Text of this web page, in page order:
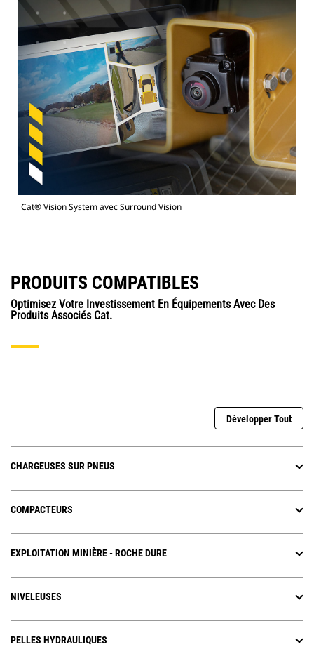
Cat® Vision System avec Surround Vision
PRODUITS COMPATIBLES
Optimisez Votre Investissement En Équipements Avec Des
Produits Associés Cat.
Développer Tout
CHARGEUSES SUR PNEUS
COMPACTEURS
EXPLOITATION MINIÈRE - ROCHE DURE
NIVELEUSES
PELLES HYDRAULIQUES